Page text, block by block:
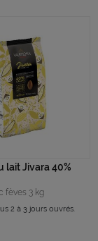
lait Jivara 40%
fèves 3 kg
2 à 3 jours ouvrés.